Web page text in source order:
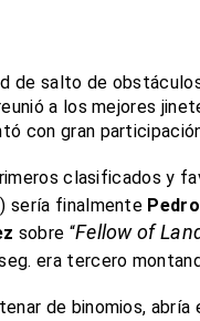
de salto de
a los mejores
con gran
clasificados y
sería finalmente
sobre “Fellow of
era tercero
de binomios,